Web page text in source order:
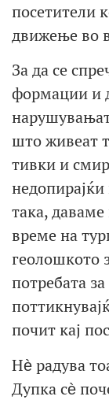
посетители
движење во
За да се
формации и
што живеат
тивки и
така, даваме
време на
геолошкото
потребата
почит кај
Нѐ радува
Дупка сѐ